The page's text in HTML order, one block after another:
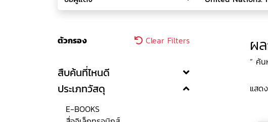
ตัวกรอง Clear Filters
สืบค้นที่ไหนดี
ประเภทวัสดุ
E-BOOKS
ผ
“ ค้
แสด